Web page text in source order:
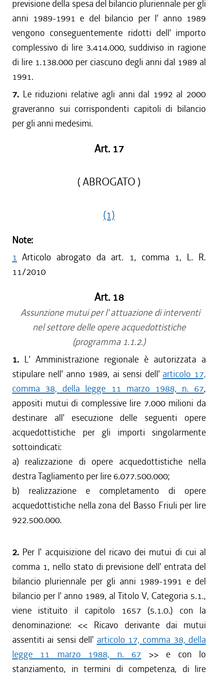
previsione della spesa del bilancio pluriennale per gli
anni 1989-1991 e del bilancio per l' anno 1989
vengono conseguentemente ridotti dell' importo
complessivo di lire 3.414.000, suddiviso in ragione
di lire 1.138.000 per ciascuno degli anni dal 1989 al
1991.
7. Le riduzioni relative agli anni dal 1992 al 2000
graveranno sui corrispondenti capitoli di bilancio
per gli anni medesimi.
Art. 17
( ABROGATO )
(1)
Note:
1 Articolo abrogato da art. 1, comma 1, L. R.
11/2010
Art. 18
Assunzione mutui per l' attuazione di interventi
nel settore delle opere acquedottistiche
(programma 1.1.2.)
1. L' Amministrazione regionale è autorizzata a
stipulare nell' anno 1989, ai sensi dell' articolo 17,
comma 38, della legge 11 marzo 1988, n. 67,
appositi mutui di complessive lire 7.000 milioni da
destinare all' esecuzione delle seguenti opere
acquedottistiche per gli importi singolarmente
sottoindicati:
a) realizzazione di opere acquedottistiche nella
destra Tagliamento per lire 6.077.500.000;
b) realizzazione e completamento di opere
acquedottistiche nella zona del Basso Friuli per lire
922.500.000.
2. Per l' acquisizione del ricavo dei mutui di cui al
comma 1, nello stato di previsione dell' entrata del
bilancio pluriennale per gli anni 1989-1991 e del
bilancio per l' anno 1989, al Titolo V, Categoria 5.1.,
viene istituito il capitolo 1657 (5.1.0.) con la
denominazione: << Ricavo derivante dai mutui
assentiti ai sensi dell' articolo 17, comma 38, della
legge 11 marzo 1988, n. 67 >> e con lo
stanziamento, in termini di competenza, di lire